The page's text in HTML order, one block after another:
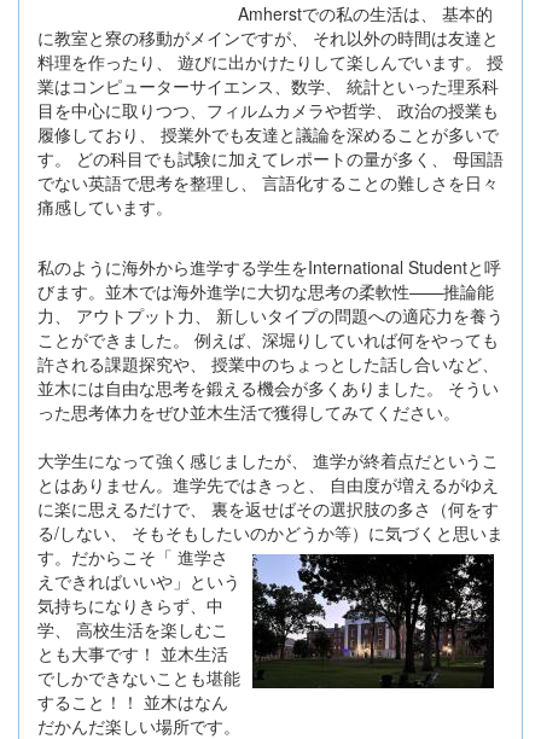
Amherstでの私の生活は、 基本的
に教室と寮の移動がメインですが、 それ以外の時間は友達と
料理を作ったり、 遊びに出かけたりして楽しんでいます。 授
業はコンピューターサイエンス、数学、 統計といった理系科
目を中心に取りつつ、フィルムカメラや哲学、 政治の授業も
履修しており、 授業外でも友達と議論を深めることが多いで
す。 どの科目でも試験に加えてレポートの量が多く、 母国語
でない英語で思考を整理し、 言語化することの難しさを日々
痛感しています。
私のように海外から進学する学生をInternational Studentと呼
びます。並木では海外進学に大切な思考の柔軟性——推論能
力、 アウトプット力、 新しいタイプの問題への適応力を養う
ことができました。 例えば、深堀りしていれば何をやっても
許される課題探究や、 授業中のちょっとした話し合いなど、
並木には自由な思考を鍛える機会が多くありました。 そうい
った思考体力をぜひ並木生活で獲得してみてください。
大学生になって強く感じましたが、 進学が終着点だというこ
とはありません。進学先ではきっと、 自由度が増えるがゆえ
に楽に思えるだけで、 裏を返せばその選択肢の多さ（何をす
る/しない、 そもそもしたいのかどうか等）に気づくと思いま
す。だからこそ「 進学さ
えできればいいや」という
気持ちになりきらず、中
学、 高校生活を楽しむこ
とも大事です！ 並木生活
でしかできないことも堪能
すること！！ 並木はなん
だかんだ楽しい場所です。